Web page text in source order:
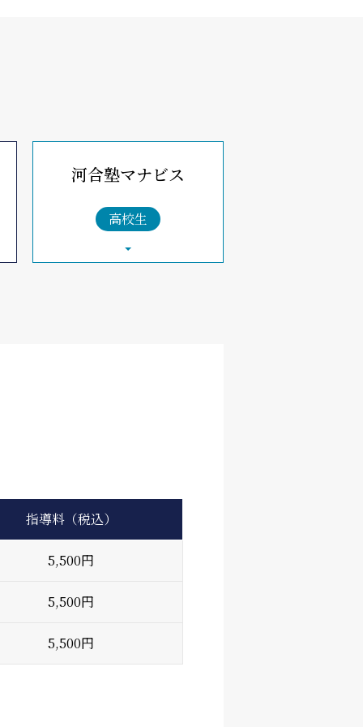
河合塾マナビス
高校生
指導料（税込）
5,500円
5,500円
5,500円